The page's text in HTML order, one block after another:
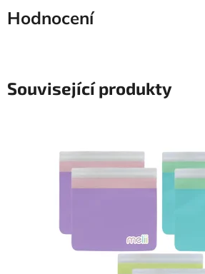
Hodnocení
Související produkty